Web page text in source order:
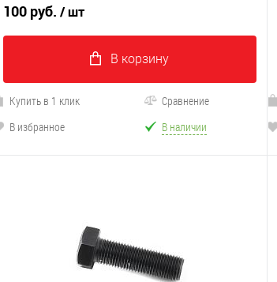
100 руб./ шт
В корзину
Купить в 1 клик
Сравнение
В избранное
В наличии